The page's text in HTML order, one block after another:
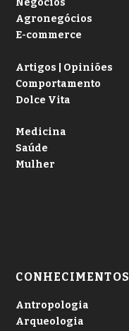
Negócios
Agronegócios
E-commerce
Artigos | Opiniões
Comportamento
Dolce Vita
Medicina
Saúde
Mulher
CONHECIMENTOS
Antropologia
Arqueologia